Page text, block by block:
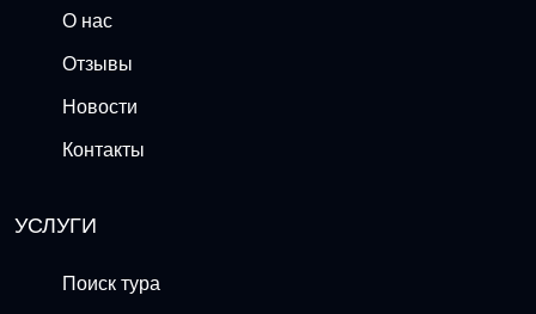
О нас
Отзывы
Новости
Контакты
УСЛУГИ
Поиск тура